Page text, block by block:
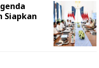
Siapkan